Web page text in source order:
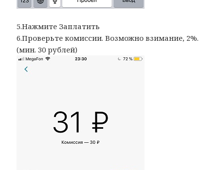
5.Нажмите Заплатить
6.Проверьте комиссии. Возможно взимание, 2%.
(мин. 30 рублей)